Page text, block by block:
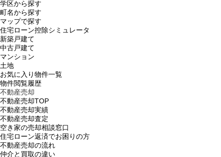
学区から探す
町名から探す
マップで探す
住宅ローン控除シミュレータ
新築戸建て
中古戸建て
マンション
土地
お気に入り物件一覧
物件閲覧履歴
不動産売却
不動産売却TOP
不動産売却実績
不動産売却査定
空き家の売却相談窓口
住宅ローン返済でお困りの方
不動産売却の流れ
仲介と買取の違い